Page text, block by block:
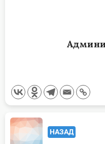
<span
class="nav-НАЗАД